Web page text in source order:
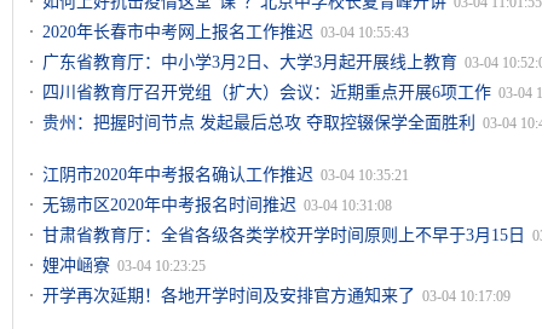
2020年长春市中考网上报名工作推迟 03-04 10:55:43
广东省教育厅：中小学3月2日、大学3月起开展线上教育 03-04
四川省教育厅召开党组（扩大）会议：近期重点开展6项工作 03-04
贵州：把握时间节点 发起最后总攻 夺取控辍保学全面胜利 03-04
江阴市2020年中考报名确认工作推迟 03-04 10:35:21
无锡市区2020年中考报名时间推迟 03-04 10:31:08
甘肃省教育厅：全省各级各类学校开学时间原则上不早于3月15日
娌冲崡寮 03-04 10:23:25
开学再次延期！各地开学时间及安排官方通知来了 03-04 10:17:09